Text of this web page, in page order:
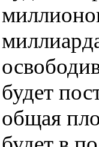
будет
общая